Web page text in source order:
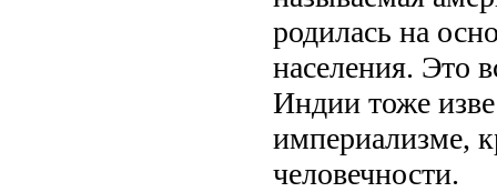
родилась на
населения. Это
Индии тоже
империализме,
человечности.